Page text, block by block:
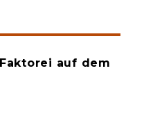
auf dem